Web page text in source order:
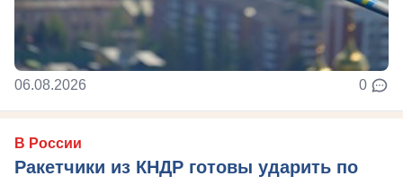
06.08.2026 0
В России
Ракетчики из КНДР готовы ударить по